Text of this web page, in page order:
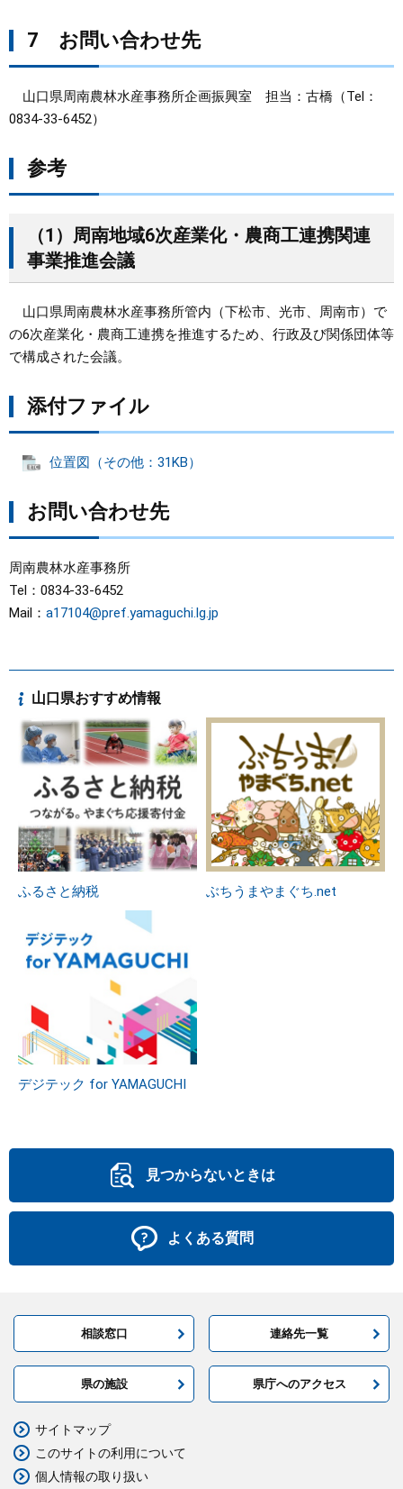
7 お問い合わせ先
山口県周南農林水産事務所企画振興室 担当：古橋（Tel：
0834-33-6452）
参考
（1）周南地域6次産業化・農商工連携関連
事業推進会議
山口県周南農林水産事務所管内（下松市、光市、周南市）で
の6次産業化・農商工連携を推進するため、行政及び関係団体等
で構成された会議。
添付ファイル
位置図（その他：31KB）
お問い合わせ先
周南農林水産事務所
Tel：0834-33-6452
Mail： a17104@pref.yamaguchi.lg.jp
山口県おすすめ情報
ふるさと納税 ぶちうまやまぐち.net
デジテック for YAMAGUCHI
見つからないときは
よくある質問
相談窓口 連絡先一覧
県の施設 県庁へのアクセス
サイトマップ
このサイトの利用について
個人情報の取り扱い